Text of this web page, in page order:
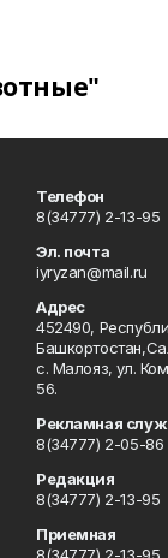
Телефон
8(34777) 2-13-95
Эл. почта
iyryzan@mail.ru
Адрес
452490,
с. Малояз, ул.
56.
Рекламная
8(34777) 2-05-86
Редакция
8(34777) 2-13-95
Приемная